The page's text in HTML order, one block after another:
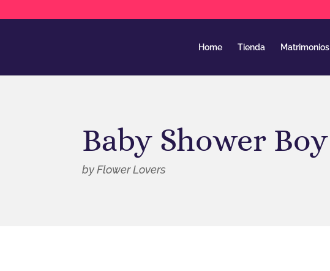
Home Tienda Matrimonios
Baby Shower Boy
by Flower Lovers